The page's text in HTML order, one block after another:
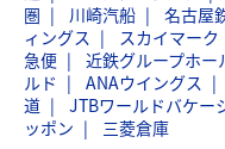
圏
川崎汽船 名古屋
ィングス
スカイマーク
急便
近鉄グループホー
ルド
ANAウイングス
道
JTBワールドバケー
ッポン
三菱倉庫